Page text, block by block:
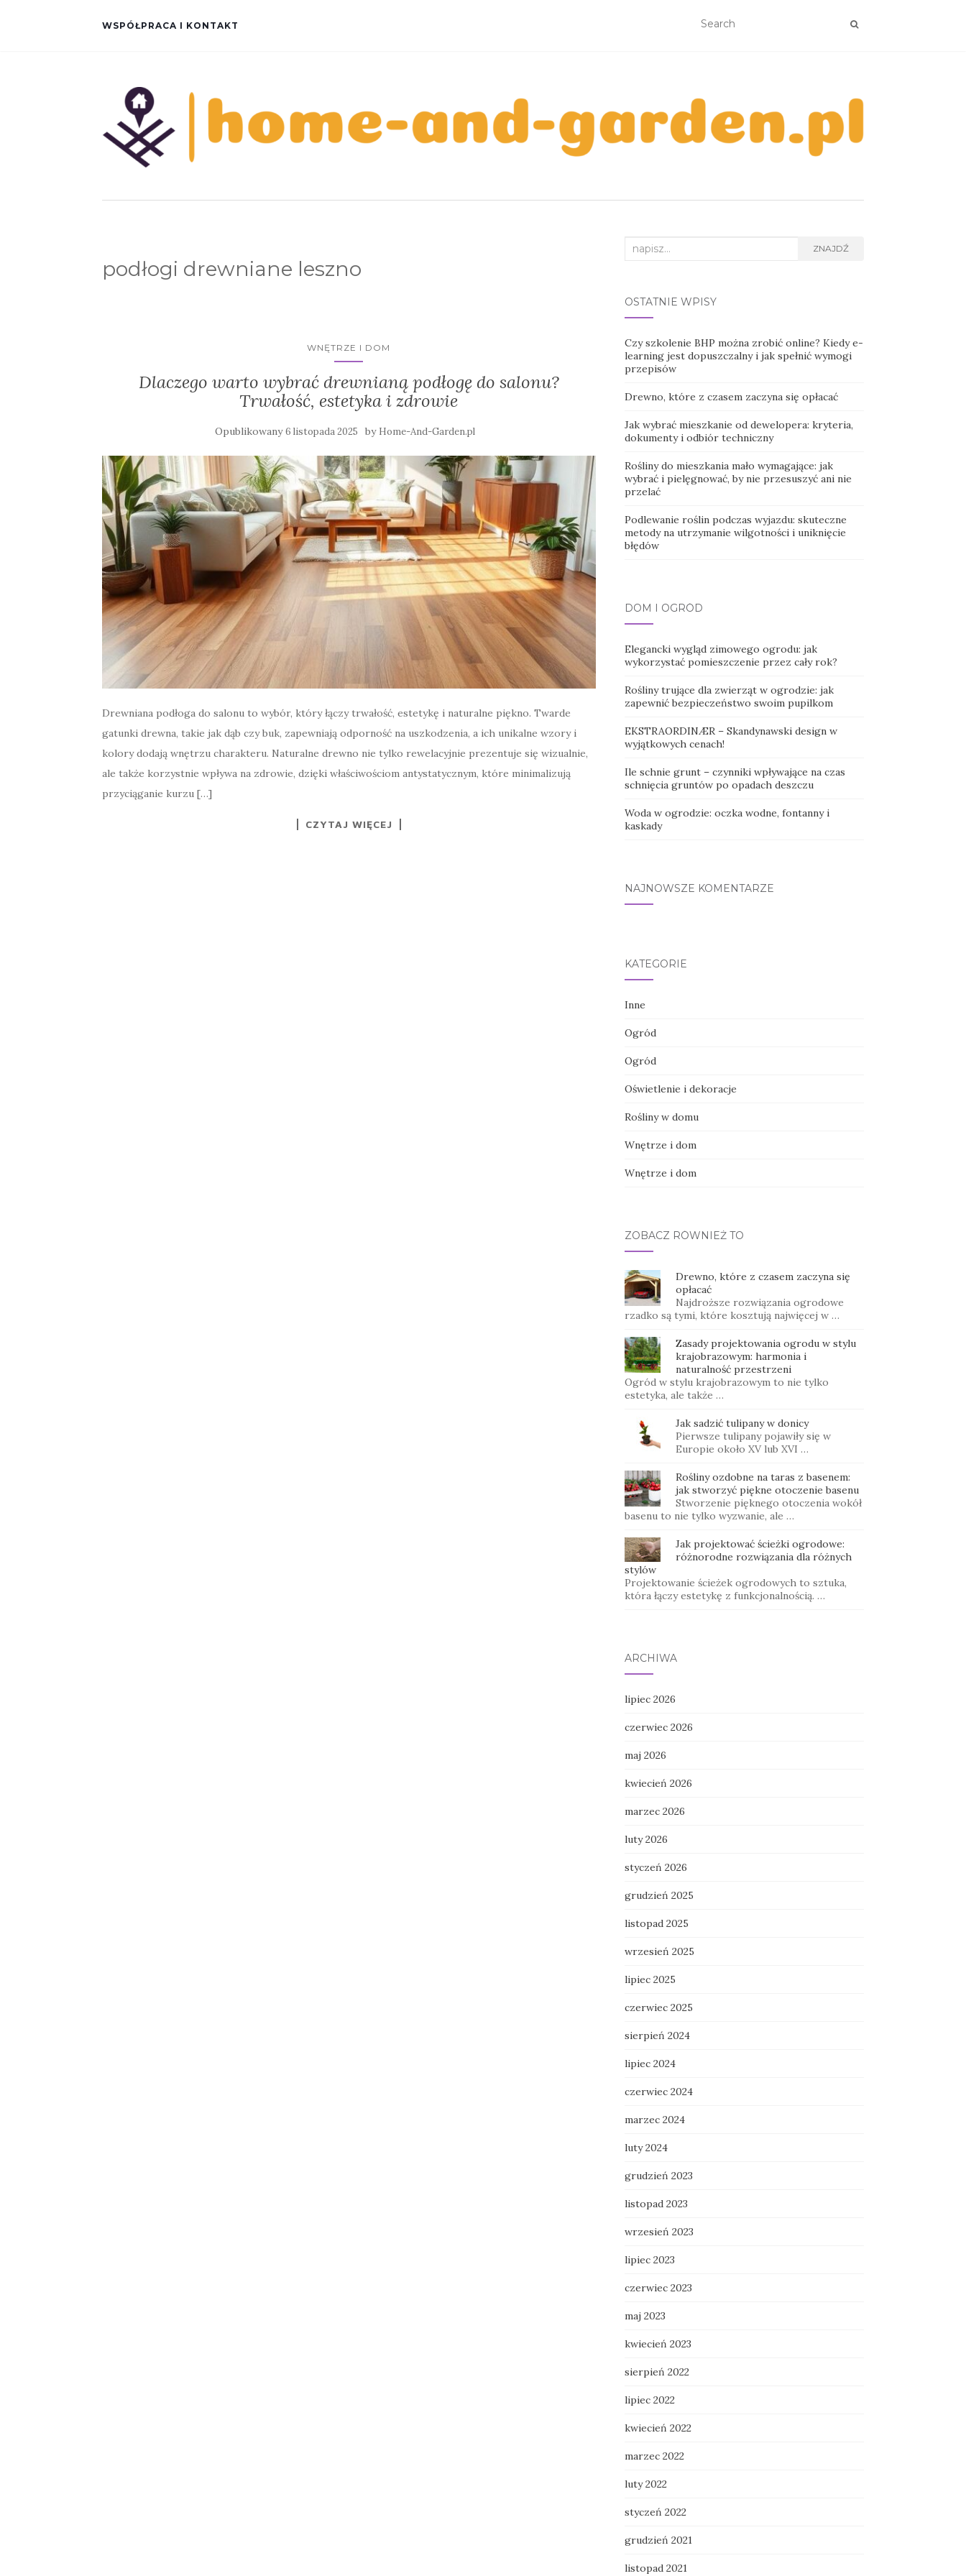
WSPÓŁPRACA I KONTAKT
podłogi drewniane leszno
WNĘTRZE I DOM
Dlaczego warto wybrać drewnianą podłogę do salonu?
Trwałość, estetyka i zdrowie
Opublikowany6 listopada 2025 by Home-And-Garden.pl
Drewniana podłoga do salonu to wybór, który łączy trwałość, estetykę i naturalne piękno. Twarde
gatunki drewna, takie jak dąb czy buk, zapewniają odporność na uszkodzenia, a ich unikalne wzory i
kolory dodają wnętrzu charakteru. Naturalne drewno nie tylko rewelacyjnie prezentuje się wizualnie,
ale także korzystnie wpływa na zdrowie, dzięki właściwościom antystatycznym, które minimalizują
przyciąganie kurzu […]
CZYTAJ WIĘCEJ
Search
ZNAJDŹ
OSTATNIE WPISY
Czy szkolenie BHP można zrobić online? Kiedy e-
learning jest dopuszczalny i jak spełnić wymogi
przepisów
Drewno, które z czasem zaczyna się opłacać
Jak wybrać mieszkanie od dewelopera: kryteria,
dokumenty i odbiór techniczny
Rośliny do mieszkania mało wymagające: jak
wybrać i pielęgnować, by nie przesuszyć ani nie
przelać
Podlewanie roślin podczas wyjazdu: skuteczne
metody na utrzymanie wilgotności i uniknięcie
błędów
DOM I OGRÓD
Elegancki wygląd zimowego ogrodu: jak
wykorzystać pomieszczenie przez cały rok?
Rośliny trujące dla zwierząt w ogrodzie: jak
zapewnić bezpieczeństwo swoim pupilkom
EKSTRAORDINÆR – Skandynawski design w
wyjątkowych cenach!
Ile schnie grunt – czynniki wpływające na czas
schnięcia gruntów po opadach deszczu
Woda w ogrodzie: oczka wodne, fontanny i
kaskady
NAJNOWSZE KOMENTARZE
KATEGORIE
Inne
Ogród
Ogród
Oświetlenie i dekoracje
Rośliny w domu
Wnętrze i dom
Wnętrze i dom
ZOBACZ RÓWNIEŻ TO
Drewno, które z czasem zaczyna się
opłacać
Najdroższe rozwiązania ogrodowe
rzadko są tymi, które kosztują najwięcej w …
Zasady projektowania ogrodu w stylu
krajobrazowym: harmonia i
naturalność przestrzeni
Ogród w stylu krajobrazowym to nie tylko
estetyka, ale także …
Jak sadzić tulipany w donicy
Pierwsze tulipany pojawiły się w
Europie około XV lub XVI …
Rośliny ozdobne na taras z basenem:
jak stworzyć piękne otoczenie basenu
Stworzenie pięknego otoczenia wokół
basenu to nie tylko wyzwanie, ale …
Jak projektować ścieżki ogrodowe:
różnorodne rozwiązania dla różnych
stylów
Projektowanie ścieżek ogrodowych to sztuka,
która łączy estetykę z funkcjonalnością. …
ARCHIWA
lipiec 2026
czerwiec 2026
maj 2026
kwiecień 2026
marzec 2026
luty 2026
styczeń 2026
grudzień 2025
listopad 2025
wrzesień 2025
lipiec 2025
czerwiec 2025
sierpień 2024
lipiec 2024
czerwiec 2024
marzec 2024
luty 2024
grudzień 2023
listopad 2023
wrzesień 2023
lipiec 2023
czerwiec 2023
maj 2023
kwiecień 2023
sierpień 2022
lipiec 2022
kwiecień 2022
marzec 2022
luty 2022
styczeń 2022
grudzień 2021
listopad 2021